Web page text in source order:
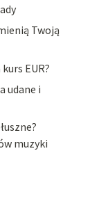
Twoją
EUR?
udane i
muzyki